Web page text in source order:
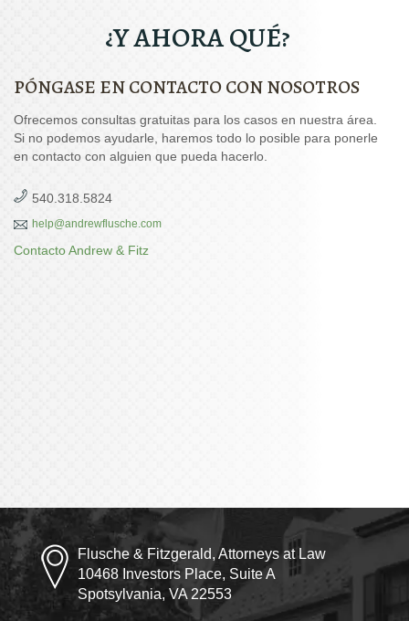
¿Y AHORA QUÉ?
PÓNGASE EN CONTACTO CON NOSOTROS
Ofrecemos consultas gratuitas para los casos en nuestra área.
Si no podemos ayudarle, haremos todo lo posible para ponerle
en contacto con alguien que pueda hacerlo.
540.318.5824
help@andrewflusche.com
Contacto Andrew & Fitz
Flusche & Fitzgerald, Attorneys at Law
10468 Investors Place, Suite A
Spotsylvania, VA 22553